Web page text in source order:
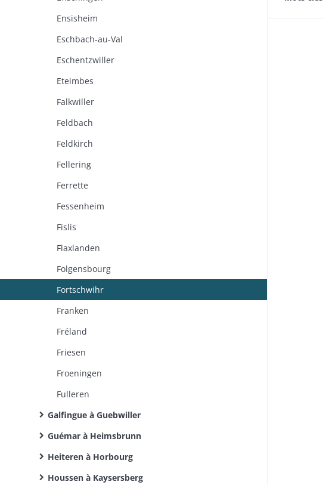
Ensisheim
Eschbach-au-Val
Eschentzwiller
Eteimbes
Falkwiller
Feldbach
Feldkirch
Fellering
Ferrette
Fessenheim
Fislis
Flaxlanden
Folgensbourg
Fortschwihr
Franken
Fréland
Friesen
Froeningen
Fulleren
Galfingue à Guebwiller
Guémar à Heimsbrunn
Heiteren à Horbourg
Houssen à Kaysersberg